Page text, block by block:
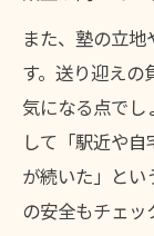
また、塾の立
す。送り迎えの
気になる点でし
して「駅近や
が続いた」とい
の安全もチェッ